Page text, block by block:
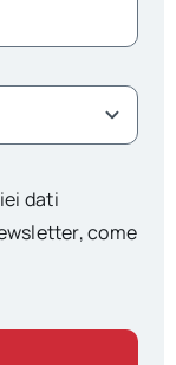
dati
come